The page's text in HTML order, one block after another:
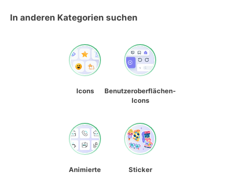
In anderen Kategorien suchen
Icons
Benutzeroberflächen-
Icons
Animierte
Sticker